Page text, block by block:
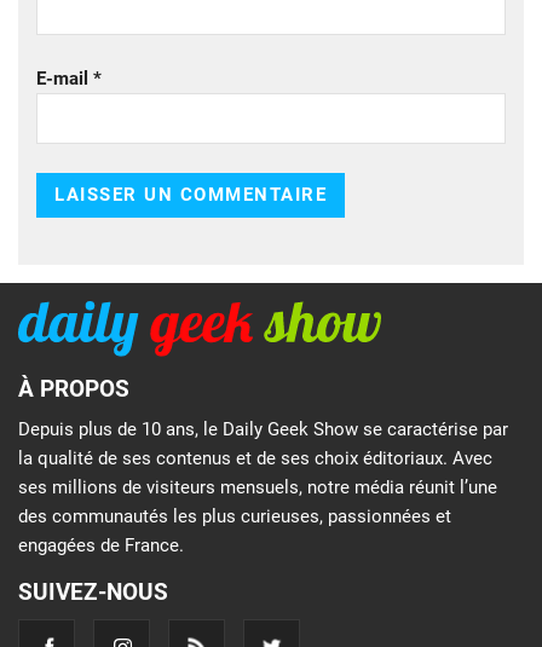
E-mail *
À PROPOS
Depuis plus de 10 ans, le Daily Geek Show se caractérise par
la qualité de ses contenus et de ses choix éditoriaux. Avec
ses millions de visiteurs mensuels, notre média réunit l’une
des communautés les plus curieuses, passionnées et
engagées de France.
SUIVEZ-NOUS